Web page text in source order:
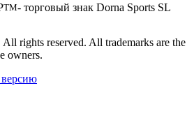
TM- торговый знак Dorna Sports SL
rights reserved. All trademarks are the
owners.